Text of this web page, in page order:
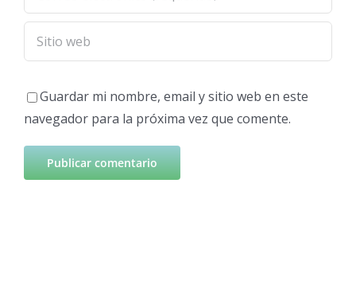
Guardar mi nombre, email y sitio web en este
navegador para la próxima vez que comente.